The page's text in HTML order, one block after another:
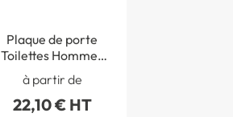
Plaque de porte
Toilettes Hommes
Text´icone® - H 60 x
L 160 mm
à partir de
22,10 € HT